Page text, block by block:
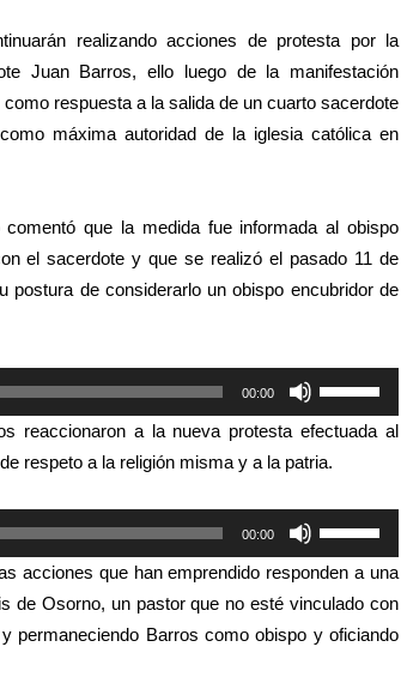
realizando acciones de protesta por la
Juan Barros, ello luego de la manifestación
respuesta a la salida de un cuarto sacerdote
máxima autoridad de la iglesia católica en
que la medida fue informada al obispo
el sacerdote y que se realizó el pasado 11 de
postura de considerarlo un obispo encubridor de
00:00
las
teclas
de
flecha
arriba/abajo
para
aumentar
o
reaccionaron a la nueva protesta efectuada al
respeto a la religión misma y a la patria.
00:00
las
teclas
de
flecha
acciones que han emprendido responden a una
de Osorno, un pastor que no esté vinculado con
permaneciendo Barros como obispo y oficiando